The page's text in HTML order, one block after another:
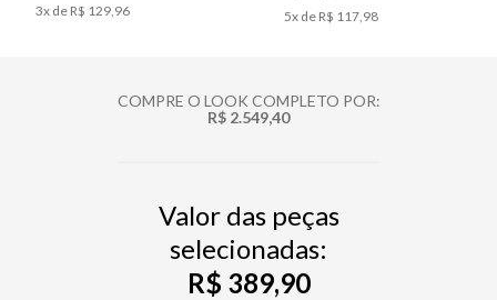
3x de R$ 129,96
5x de R$ 117,98
COMPRE O LOOK COMPLETO POR:
R$ 2.549,40
Valor das peças
selecionadas:
R$ 389,90